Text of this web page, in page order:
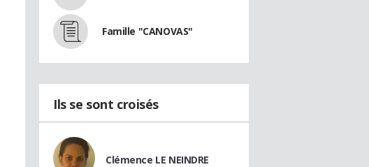
Famille "CANOVAS"
Ils se sont croisés
Clémence LE NEINDRE